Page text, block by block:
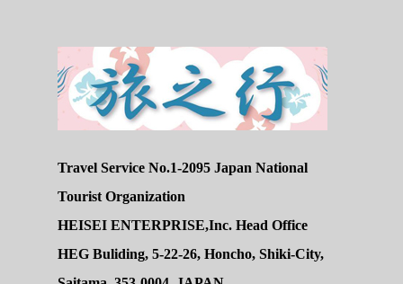
Travel Service No.1-2095 Japan National
Tourist Organization
HEISEI ENTERPRISE,Inc. Head Office
HEG Buliding, 5-22-26, Honcho, Shiki-City,